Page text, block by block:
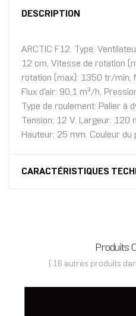
DESCRIPTION
ARCTIC F12. Type:
12 cm, Vitesse de rotation
rotation (max): 1350 tr/min,
Flux d'air: 90,1 m³/h,
Type de roulement: Palier à
Tension: 12 V. Largeur:
Hauteur: 25 mm. Couleur du
CARACTÉRISTIQUES
Produits
( 16 autres produits